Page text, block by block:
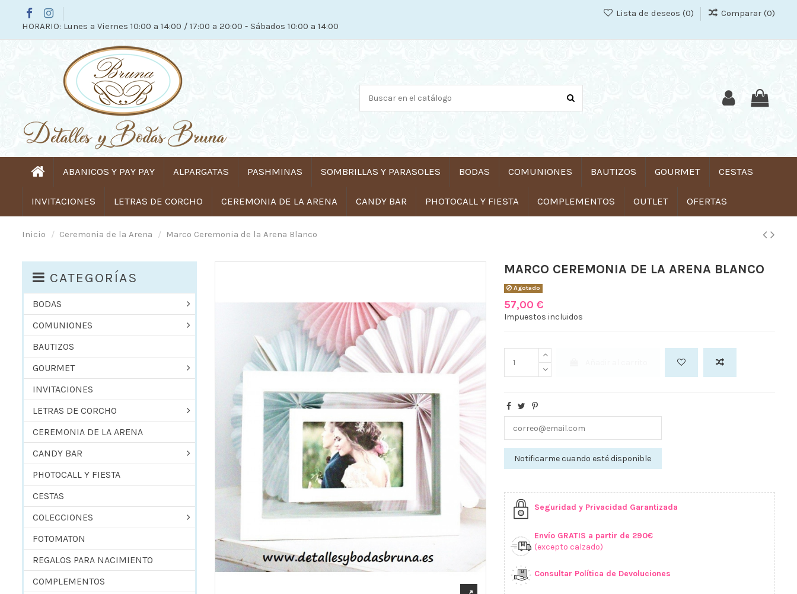
HORARIO: Lunes a Viernes 10:00 a 14:00 / 17:00 a 20:00 - Sábados 10:00 a 14:00
Lista de deseos (0) Comparar (0)
ABANICOS Y PAY PAY ALPARGATAS PASHMINAS SOMBRILLAS Y PARASOLES BODAS COMUNIONES BAUTIZOS GOURMET CESTAS
INVITACIONES LETRAS DE CORCHO CEREMONIA DE LA ARENA CANDY BAR PHOTOCALL Y FIESTA COMPLEMENTOS OUTLET OFERTAS
Inicio Ceremonia de la Arena Marco Ceremonia de la Arena Blanco
MARCO CEREMONIA DE LA ARENA BLANCO
Agotado
57,00 €
Impuestos incluidos
Seguridad y Privacidad Garantizada
Envío GRATIS a partir de 290€
(excepto calzado)
Consultar Política de Devoluciones
CATEGORÍAS
BODAS
COMUNIONES
BAUTIZOS
GOURMET
INVITACIONES
LETRAS DE CORCHO
CEREMONIA DE LA ARENA
CANDY BAR
PHOTOCALL Y FIESTA
CESTAS
COLECCIONES
FOTOMATON
REGALOS PARA NACIMIENTO
COMPLEMENTOS